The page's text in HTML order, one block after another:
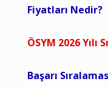
Fiyatları Nedir?
ÖSYM 2026 Yılı
Başarı